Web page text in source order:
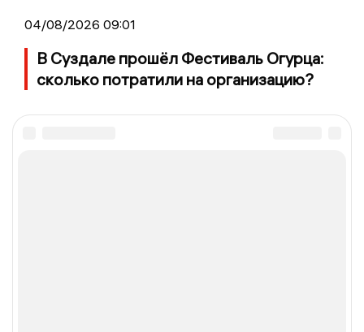
04/08/2026 09:01
В Суздале прошёл Фестиваль Огурца:
сколько потратили на организацию?